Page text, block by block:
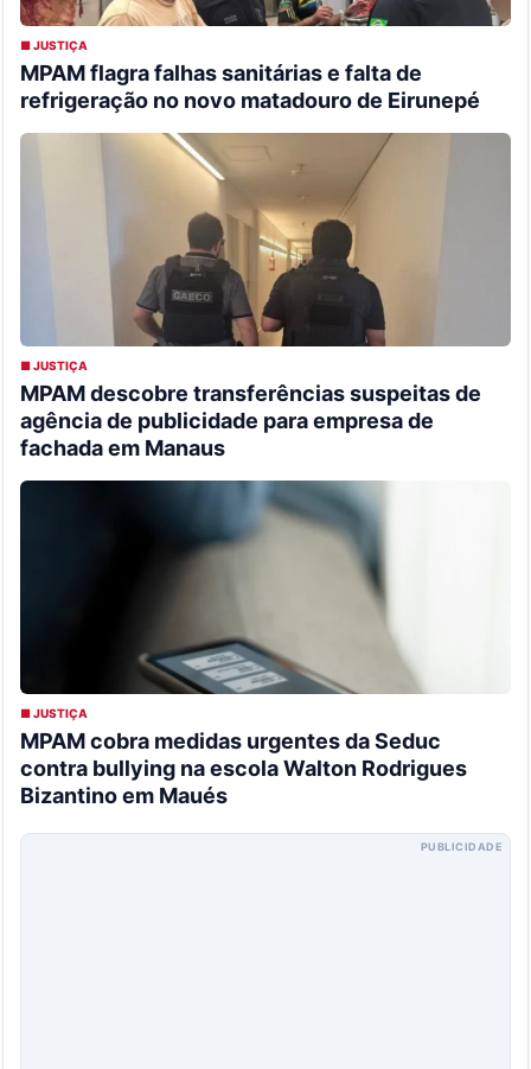
■ JUSTIÇA
MPAM flagra falhas sanitárias e falta de
refrigeração no novo matadouro de Eirunepé
■ JUSTIÇA
MPAM descobre transferências suspeitas de
agência de publicidade para empresa de
fachada em Manaus
■ JUSTIÇA
MPAM cobra medidas urgentes da Seduc
contra bullying na escola Walton Rodrigues
Bizantino em Maués
PUBLICIDADE